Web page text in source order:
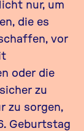
nur, um
die es
vor
oder die
zu
zu sorgen,
Geburtstag